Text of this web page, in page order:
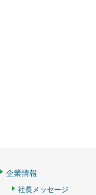
企業情報
社長メッセージ